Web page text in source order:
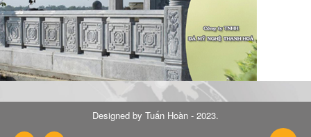
Designed by Tuấn Hoàn - 2023.